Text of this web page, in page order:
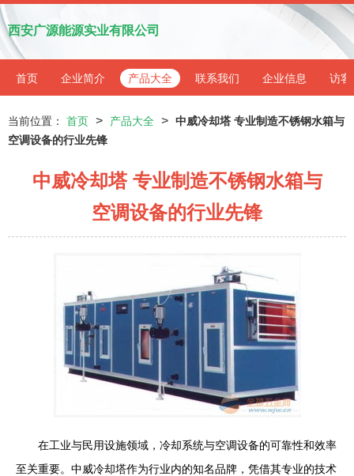
西安广源能源实业有限公司
首页 企业简介 产品大全 联系我们 企业信息 访客
当前位置： 首页 > 产品大全 > 中威冷却塔 专业制造不锈钢水箱与
空调设备的行业先锋
中威冷却塔 专业制造不锈钢水箱与
空调设备的行业先锋
在工业与民用设施领域，冷却系统与空调设备的可靠性和效率
至关重要。中威冷却塔作为行业内的知名品牌，凭借其专业的技术